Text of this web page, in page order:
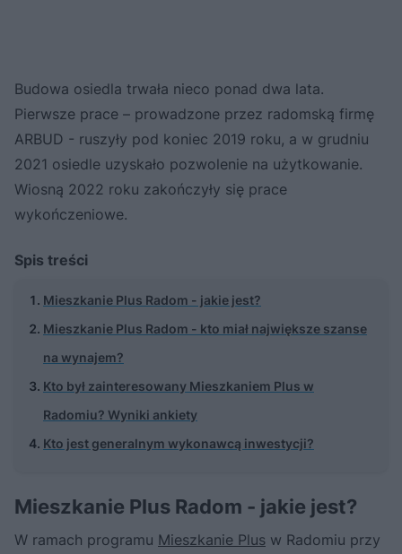
Budowa osiedla trwała nieco ponad dwa lata.
Pierwsze prace – prowadzone przez radomską firmę
ARBUD - ruszyły pod koniec 2019 roku, a w grudniu
2021 osiedle uzyskało pozwolenie na użytkowanie.
Wiosną 2022 roku zakończyły się prace
wykończeniowe.
Spis treści
Mieszkanie Plus Radom - jakie jest?
Mieszkanie Plus Radom - kto miał największe szanse
na wynajem?
Kto był zainteresowany Mieszkaniem Plus w
Radomiu? Wyniki ankiety
Kto jest generalnym wykonawcą inwestycji?
Mieszkanie Plus Radom - jakie jest?
W ramach programu Mieszkanie Plus w Radomiu przy